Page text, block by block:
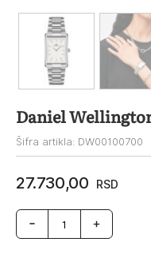
Daniel
Šifra artikla: DW00100700
27.730,00 RSD
Daniel
Wellington